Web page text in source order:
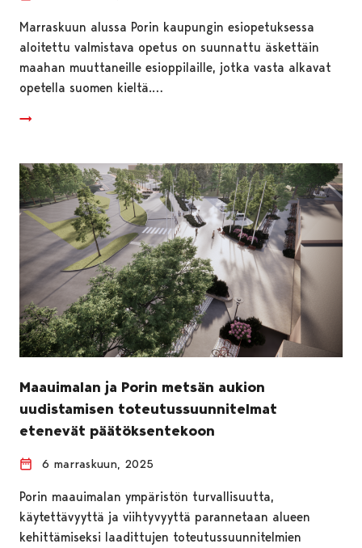
Marraskuun alussa Porin kaupungin esiopetuksessa
aloitettu valmistava opetus on suunnattu äskettäin
maahan muuttaneille esioppilaille, jotka vasta alkavat
opetella suomen kieltä.…
Maauimalan ja Porin metsän aukion
uudistamisen toteutussuunnitelmat
etenevät päätöksentekoon
6 marraskuun, 2025
Porin maauimalan ympäristön turvallisuutta,
käytettävyyttä ja viihtyvyyttä parannetaan alueen
kehittämiseksi laadittujen toteutussuunnitelmien